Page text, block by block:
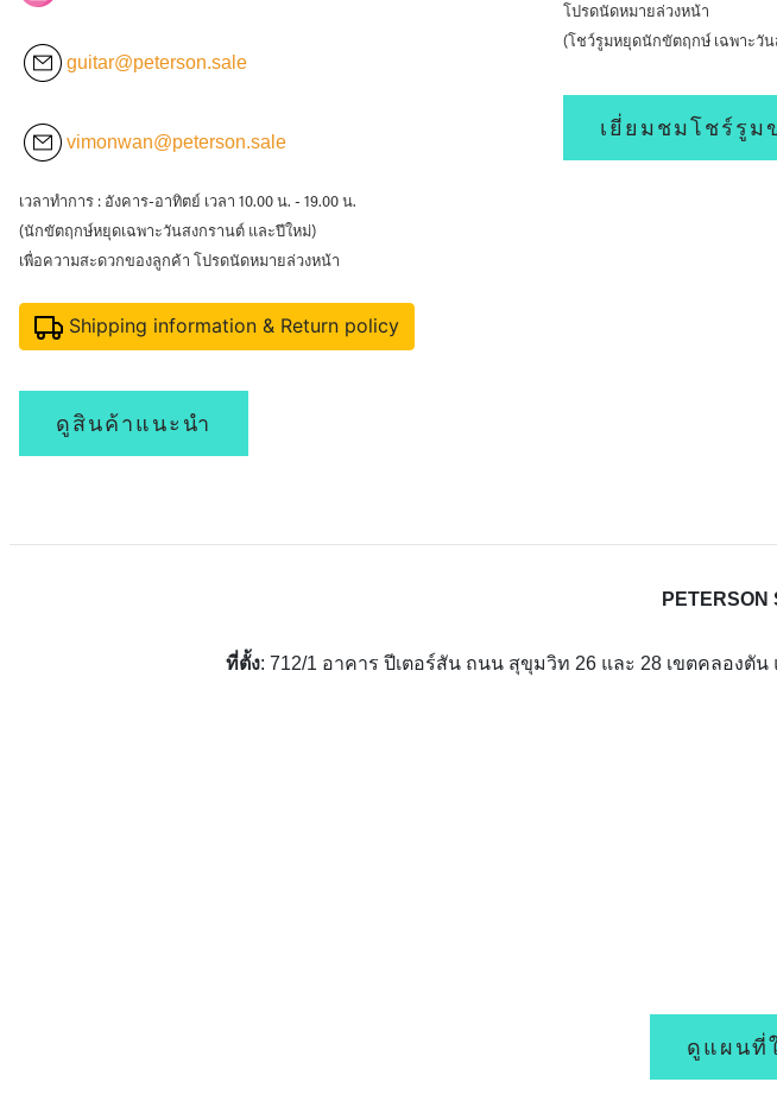
guitar@peterson.sale
vimonwan@peterson.sale
เวลาทำการ : อังคาร-อาทิตย์ เวลา 10.00 น. - 19.00 น.
(นักขัตฤกษ์หยุดเฉพาะวันสงกรานต์ และปีใหม่)
เพื่อความสะดวกของลูกค้า โปรดนัดหมายล่วงหน้า
Shipping information & Return policy
ดูสินค้าแนะนำ
โปรดนัดหมายล่วงหน้า
(โชว์รูมหยุดนักขัตฤกษ์ เฉพาะวั
เยี่ยมชมโชร์รูม
PETERSON
ที่ตั้ง: 712/1 อาคาร ปีเตอร์สัน ถนน สุขุมวิท 26 และ 28 เขตคลอง
ดูแผนที่ใน